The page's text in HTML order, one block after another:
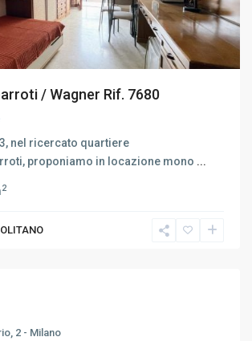
/ Wagner Rif. 7680
3, nel ricercato quartiere
proponiamo in locazione mono ...
2
2 - Milano